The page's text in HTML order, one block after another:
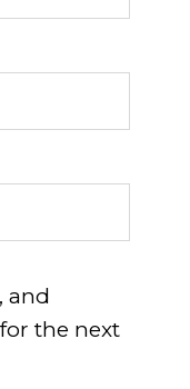
and
the next